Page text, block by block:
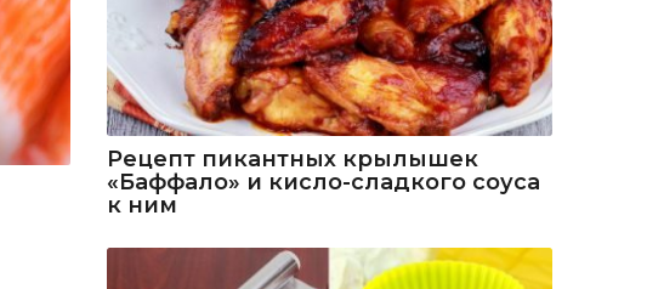
Рецепт пикантных крылышек
«Баффало» и кисло-сладкого соуса
к ним